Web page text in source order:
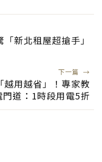
新北租屋超搶手」
下一篇 →
越用越省」！專家教
門道：1時段用電5折